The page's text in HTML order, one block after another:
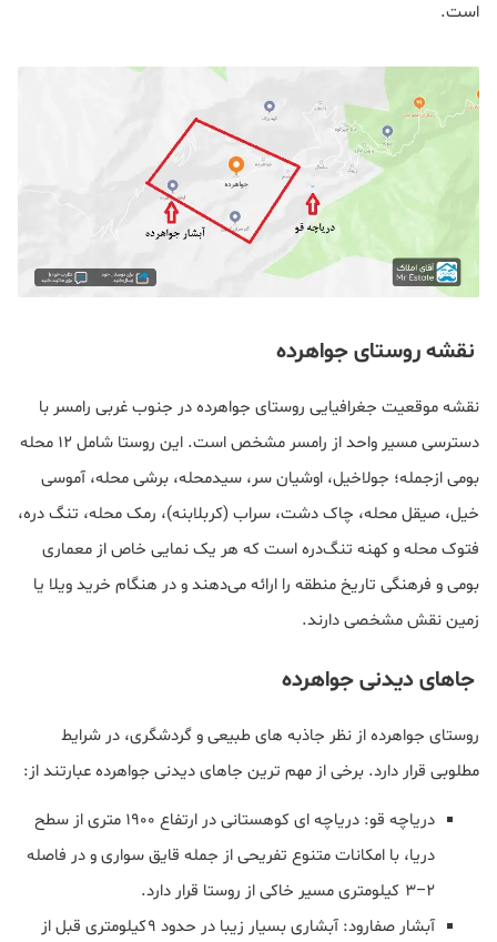
است.
نقشه روستای جواهرده
نقشه موقعیت جغرافیایی روستای جواهرده در جنوب‌ غربی رامسر با
دسترسی مسیر واحد از رامسر مشخص است. این روستا شامل ۱۲ محله
بومی ازجمله؛ جولاخیل، اوشیان‌ سر، سیدمحله، برشی‌ محله، آموسی‌
خیل، صیقل‌ محله، چاک‌ دشت، سراب (کربلابنه)، رمک‌ محله، تنگ‌ دره،
فتوک‌ محله و کهنه‌ تنگ‌دره است که هر یک نمایی خاص از معماری
بومی و فرهنگی تاریخ منطقه را ارائه می‌دهند و در هنگام خرید ویلا یا
زمین نقش مشخصی دارند.
جاهای دیدنی جواهرده
روستای جواهرده از نظر جاذبه‌ های طبیعی و گردشگری، در شرایط
مطلوبی قرار دارد. برخی از مهم‌ ترین جاهای دیدنی جواهرده عبارتند از:
دریاچه قو: دریاچه‌ ای کوهستانی در ارتفاع ۱۹۰۰ متری از سطح
دریا، با امکانات متنوع تفریحی از جمله قایق سواری و در فاصله
۲–۳ کیلومتری مسیر خاکی از روستا قرار دارد.
آبشار صفارود: آبشاری بسیار زیبا در حدود ۹ کیلومتری قبل از